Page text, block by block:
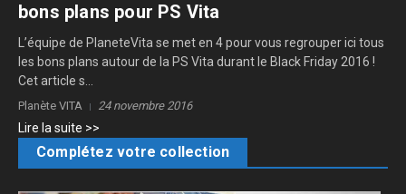
bons plans pour PS Vita
L’équipe de PlaneteVita se met en 4 pour vous regrouper ici tous
les bons plans autour de la PS Vita durant le Black Friday 2016 !
Cet article s...
Planète VITA 24 novembre 2016
Lire la suite >>
Complétez votre collection